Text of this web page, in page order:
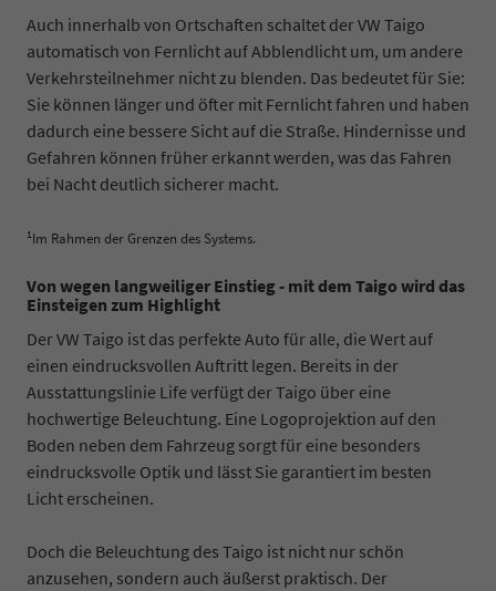
Auch innerhalb von Ortschaften schaltet der VW Taigo
automatisch von Fernlicht auf Abblendlicht um, um andere
Verkehrsteilnehmer nicht zu blenden. Das bedeutet für Sie:
Sie können länger und öfter mit Fernlicht fahren und haben
dadurch eine bessere Sicht auf die Straße. Hindernisse und
Gefahren können früher erkannt werden, was das Fahren
bei Nacht deutlich sicherer macht.
1Im Rahmen der Grenzen des Systems.
Von wegen langweiliger Einstieg - mit dem Taigo wird das
Einsteigen zum Highlight
Der VW Taigo ist das perfekte Auto für alle, die Wert auf
einen eindrucksvollen Auftritt legen. Bereits in der
Ausstattungslinie Life verfügt der Taigo über eine
hochwertige Beleuchtung. Eine Logoprojektion auf den
Boden neben dem Fahrzeug sorgt für eine besonders
eindrucksvolle Optik und lässt Sie garantiert im besten
Licht erscheinen.
Doch die Beleuchtung des Taigo ist nicht nur schön
anzusehen, sondern auch äußerst praktisch. Der